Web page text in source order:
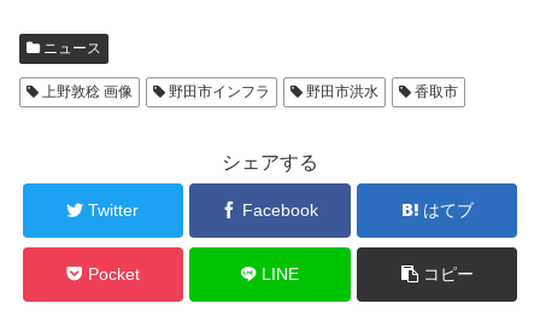
ニュース
上野敦稔 画像 野田市インフラ 野田市洪水 香取市
シェアする
Twitter Facebook はてブ
Pocket LINE コピー